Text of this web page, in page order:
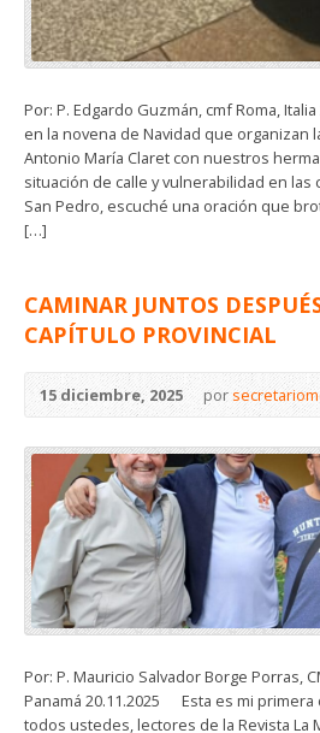
Por: P. Edgardo Guzmán, cmf Roma,
en la novena de Navidad que organizan
Antonio María Claret con nuestros
situación de calle y vulnerabilidad en las
San Pedro, escuché una oración que
[…]
CAMINAR JUNTOS
CAPÍTULO PROVINCIAL
15 diciembre, 2025 por
Por: P. Mauricio Salvador Borge Porras,
Panamá 20.11.2025 Esta es mi primera
todos ustedes, lectores de la Revista La